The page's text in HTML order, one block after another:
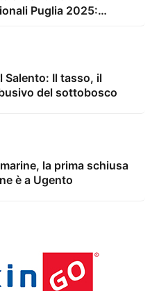
Puglia 2025:
Salento: Il tasso, il
del sottobosco
la prima schiusa
è a Ugento